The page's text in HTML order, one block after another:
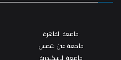
جامعة القاهرة
جامعة عين شمس